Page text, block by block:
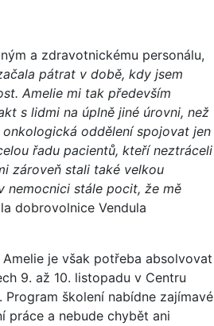
a zdravotnickému personálu,
pátrat v době, kdy jsem
Amelie mi tak především
s lidmi na úplně jiné úrovni, než
oddělení spojovat jen
řadu pacientů, kteří neztráceli
zároveň stali také velkou
nemocnici stále pocit, že mě
dobrovolnice Vendula
je však potřeba absolvovat
9. až 10. listopadu v Centru
školení nabídne zajímavé
práce a nebude chybět ani